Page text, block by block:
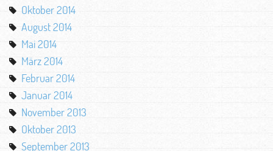
Oktober 2014
August 2014
Mai 2014
März 2014
Februar 2014
Januar 2014
November 2013
Oktober 2013
September 2013